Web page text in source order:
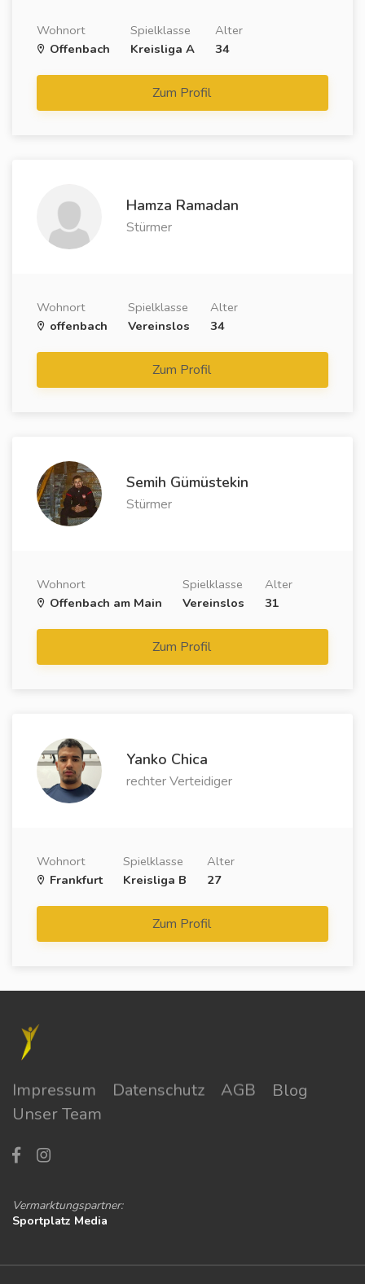
Wohnort
Offenbach
Spielklasse
Kreisliga A
Alter
34
Zum Profil
Hamza Ramadan
Stürmer
Wohnort
offenbach
Spielklasse
Vereinslos
Alter
34
Zum Profil
Semih Gümüstekin
Stürmer
Wohnort
Offenbach am Main
Spielklasse
Vereinslos
Alter
31
Zum Profil
Yanko Chica
rechter Verteidiger
Wohnort
Frankfurt
Spielklasse
Kreisliga B
Alter
27
Zum Profil
Impressum Datenschutz AGB
Blog
Unser Team
Vermarktungspartner:
Sportplatz Media